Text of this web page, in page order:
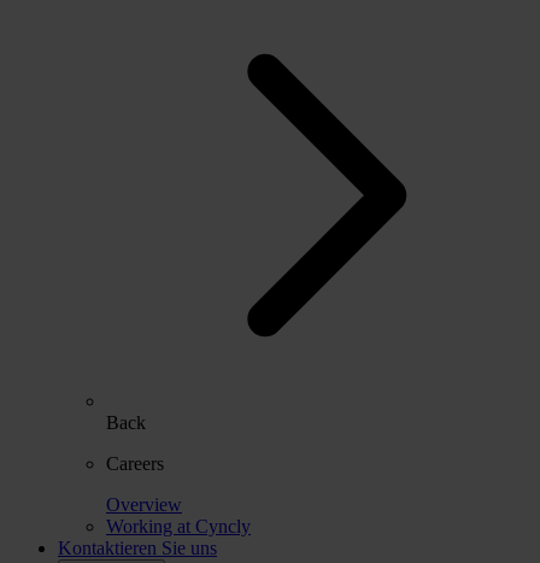
Back
Careers
Overview
Working at Cyncly
Kontaktieren Sie uns